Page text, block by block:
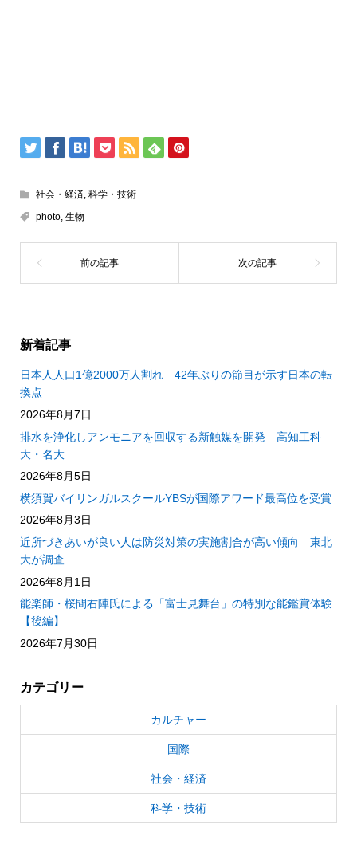
社会・経済, 科学・技術
photo, 生物
新着記事
日本人人口1億2000万人割れ 42年ぶりの節目が示す日本の転
換点
2026年8月7日
排水を浄化しアンモニアを回収する新触媒を開発 高知工科
大・名大
2026年8月5日
横須賀バイリンガルスクールYBSが国際アワード最高位を受賞
2026年8月3日
近所づきあいが良い人は防災対策の実施割合が高い傾向 東北
大が調査
2026年8月1日
能楽師・桜間右陣氏による「富士見舞台」の特別な能鑑賞体験
【後編】
2026年7月30日
カテゴリー
カルチャー
国際
社会・経済
科学・技術